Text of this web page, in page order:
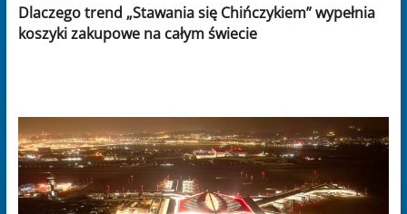
Dlaczego trend „Stawania się Chińczykiem” wypełnia
koszyki zakupowe na całym świecie